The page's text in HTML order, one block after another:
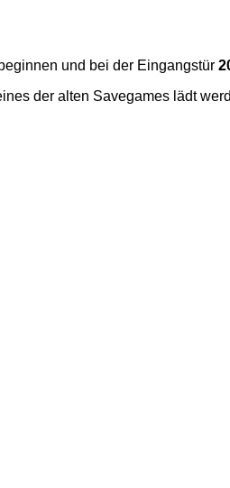
und bei der Eingangstür
der alten Savegames lädt